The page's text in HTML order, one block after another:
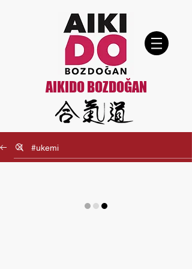
AIKIDO BOZDOĞAN